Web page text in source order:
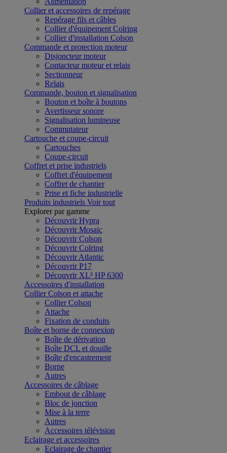
Collier et accessoires de repérage
Repérage fils et câbles
Collier d'équipement Colring
Collier d'installation Colson
Commande et protection moteur
Disjoncteur moteur
Contacteur moteur et relais
Sectionneur
Relais
Commande, bouton et signalisation
Bouton et boîte à boutons
Avertisseur sonore
Signalisation lumineuse
Commutateur
Cartouche et coupe-circuit
Cartouches
Coupe-circuit
Coffret et prise industriels
Coffret d'équipement
Coffret de chantier
Prise et fiche industrielle
Produits industriels Voir tout
Explorer par gamme
Découvrir Hypra
Découvrir Mosaic
Découvrir Colson
Découvrir Colring
Découvrir Atlantic
Découvrir P17
Découvrir XL³ HP 6300
Accessoires d'installation
Collier Colson et attache
Collier Colson
Attache
Fixation de conduits
Boîte et borne de connexion
Boîte de dérivation
Boîte DCL et douille
Boîte d'encastrement
Borne
Autres
Accessoires de câblage
Embout de câblage
Bloc de jonction
Mise à la terre
Autres
Accessoires télévision
Eclairage et accessoires
Eclairage de chantier